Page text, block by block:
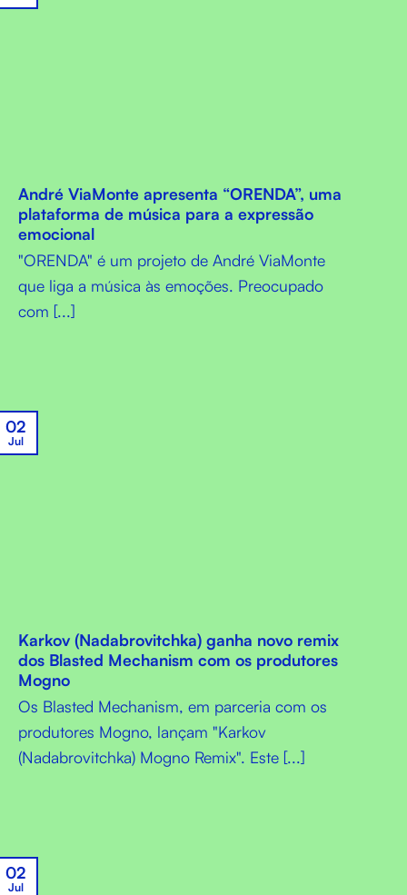
André ViaMonte apresenta “ORENDA”, uma
plataforma de música para a expressão
emocional
"ORENDA" é um projeto de André ViaMonte
que liga a música às emoções. Preocupado
com [...]
Karkov (Nadabrovitchka) ganha novo remix
dos Blasted Mechanism com os produtores
Mogno
Os Blasted Mechanism, em parceria com os
produtores Mogno, lançam "Karkov
(Nadabrovitchka) Mogno Remix". Este [...]
02
Jul
02
Jul